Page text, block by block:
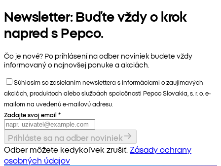
Newsletter: Buďte vždy o krok
napred s Pepco.
Čo je nové? Po prihlásení na odber noviniek budete vždy
informovaný o najnovšej ponuke a akciách.
Súhlasím so zasielaním newslettera s informáciami o zaujímavých
akciách, produktoch alebo službách spoločnosti Pepco Slovakia, s. r. o. e-
mailom na uvedenú e-mailovú adresu.
Zadajte svoj email *
Prihláste sa na odber noviniek
Odber môžete kedykoľvek zrušiť. Zásady ochrany
osobných údajov